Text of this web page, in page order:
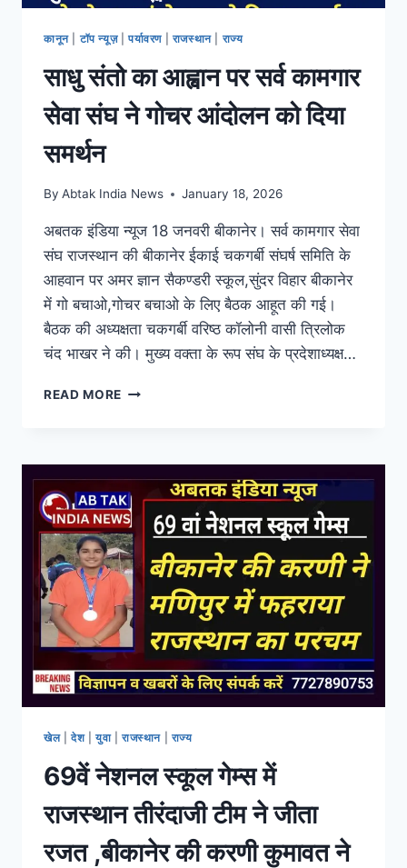
कानून| टॉप न्यूज़| पर्यावरण| राजस्थान| राज्य
साधु संतो का आह्वान पर सर्व कामगार
सेवा संघ ने गोचर आंदोलन को दिया
समर्थन
By Abtak India News January 18, 2026
अबतक इंडिया न्यूज 18 जनवरी बीकानेर। सर्व कामगार सेवा
संघ राजस्थान की बीकानेर ईकाई चकगर्बी संघर्ष समिति के
आहवान पर अमर ज्ञान सैकण्डरी स्कूल,सुंदर विहार बीकानेर
में गो बचाओ,गोचर बचाओ के लिए बैठक आहूत की गई।
बैठक की अध्यक्षता चकगर्बी वरिष्ठ कॉलोनी वासी त्रिलोक
चंद भाखर ने की। मुख्य वक्ता के रूप संघ के प्रदेशाध्यक्ष…
READ MORE
खेल| देश| युवा| राजस्थान| राज्य
69वें नेशनल स्कूल गेम्स में
राजस्थान तीरंदाजी टीम ने जीता
रजत ,बीकानेर की करणी कुमावत ने